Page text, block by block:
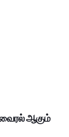
வைரல் ஆகும்